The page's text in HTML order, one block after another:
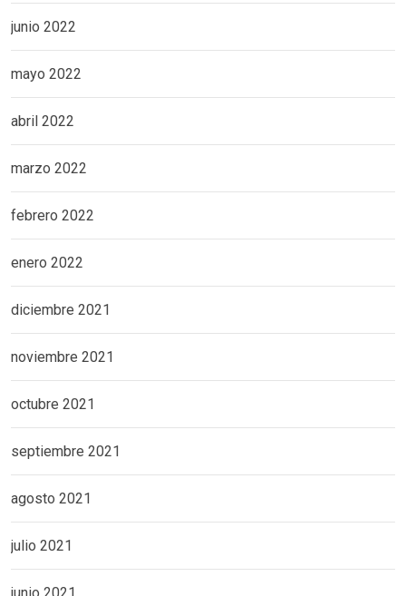
junio 2022
mayo 2022
abril 2022
marzo 2022
febrero 2022
enero 2022
diciembre 2021
noviembre 2021
octubre 2021
septiembre 2021
agosto 2021
julio 2021